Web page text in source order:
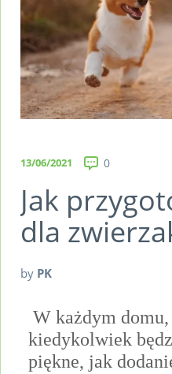
13/06/2021 0
Jak
dla
by PK
W każdym
kiedykolwiek
piękne, jak